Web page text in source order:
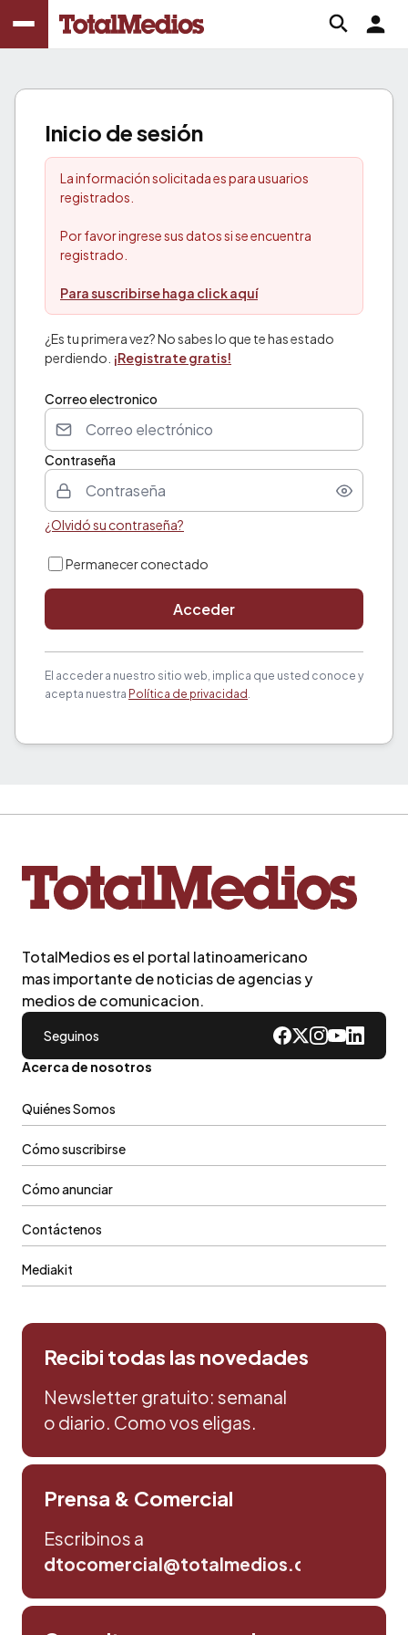
Inicio de sesión
La información solicitada es para usuarios
registrados.
Por favor ingrese sus datos si se encuentra
registrado.
Para suscribirse haga click aquí
¿Es tu primera vez? No sabes lo que te has estado
perdiendo. ¡Registrate gratis!
Correo electronico
Contraseña
¿Olvidó su contraseña?
Permanecer conectado
Acceder
El acceder a nuestro sitio web, implica que usted conoce y
acepta nuestra Política de privacidad .
TotalMedios es el portal latinoamericano
mas importante de noticias de agencias y
medios de comunicacion.
Seguinos
Acerca de nosotros
Quiénes Somos
Cómo suscribirse
Cómo anunciar
Contáctenos
Mediakit
Recibi todas las novedades
Newsletter gratuito: semanal
o diario. Como vos eligas.
Prensa & Comercial
Escribinos a
dtocomercial@totalmedios.com